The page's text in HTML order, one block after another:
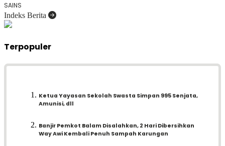
SAINS
Indeks Berita
Terpopuler
Ketua Yayasan Sekolah Swasta Simpan 995 Senjata,
Amunisi, dll
Banjir Pemkot Balam Disalahkan, 2 Hari Dibersihkan
Way Awi Kembali Penuh Sampah Karungan